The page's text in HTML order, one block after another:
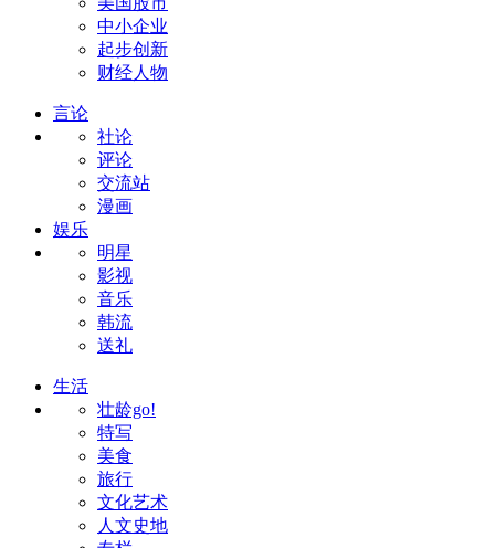
中小企业
起步创新
财经人物
言论
社论
评论
交流站
漫画
娱乐
明星
影视
音乐
韩流
送礼
生活
壮龄go!
特写
美食
旅行
文化艺术
人文史地